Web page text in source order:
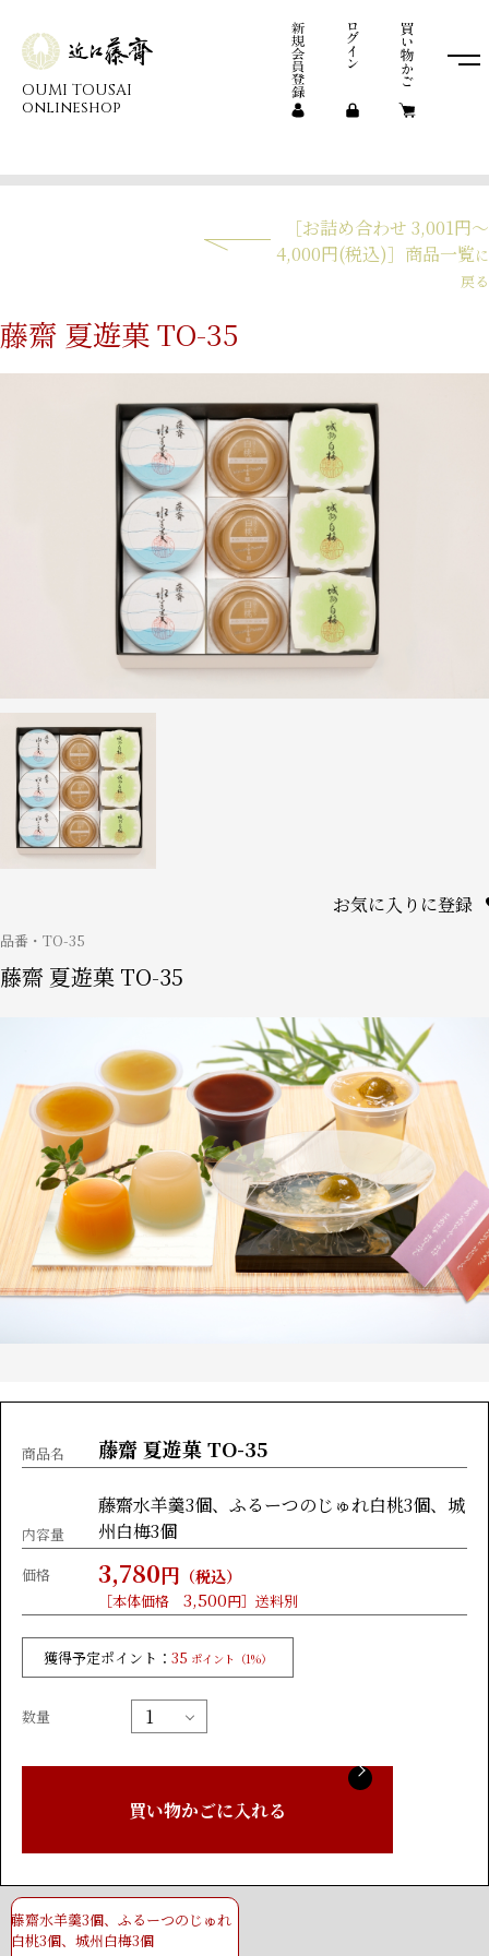
OUMI TOUSAI
onlineshop
［お詰め合わせ 3,001円～
4,000円(税込)］商品一覧に
戻る
藤齋 夏遊菓 TO-35
お気に入りに登録
品番 TO-35
藤齋 夏遊菓 TO-35
商品名 藤齋 夏遊菓 TO-35
内容量
藤齋水羊羹3個、ふるーつのじゅれ白桃3個、城
州白梅3個
価格 3,780円 （税込）
［本体価格 3,500円］送料別
獲得予定ポイント： 35 ポイント（1%）
数量
買い物かごに入れる
藤齋水羊羹3個、ふるーつのじゅれ
白桃3個、城州白梅3個